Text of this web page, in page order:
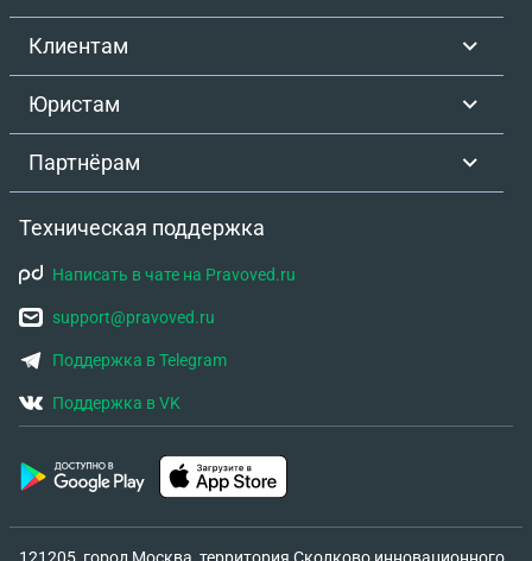
Клиентам
Юристам
Партнёрам
Техническая поддержка
Написать в чате на Pravoved.ru
support@pravoved.ru
Поддержка в Telegram
Поддержка в VK